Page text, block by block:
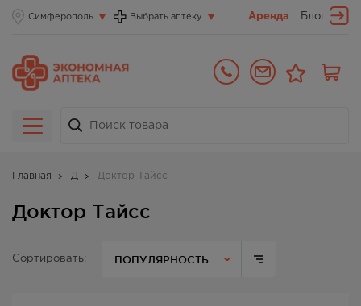
Симферополь Выбрать аптеку Аренда Блог
Главная Д Доктор Тайсс
Доктор Тайсс
Сортировать: ПОПУЛЯРНОСТЬ